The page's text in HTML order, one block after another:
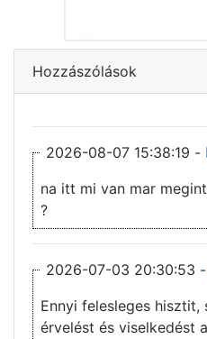
Hozzászólások
2026-08-07 15:38:19 -
na itt mi van mar
?
2026-07-03 20:30:53 -
Ennyi felesleges
érvelést és viselkedést